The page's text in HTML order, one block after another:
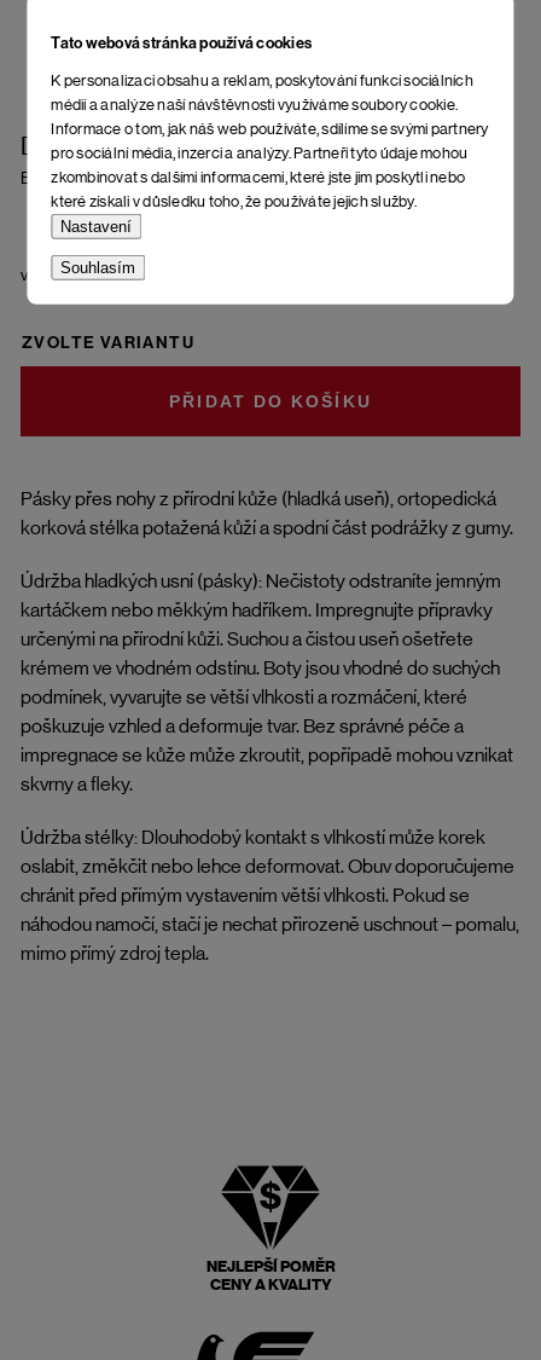
Tato webová stránka používá cookies
K personalizaci obsahu a reklam, poskytování funkcí sociálních
médií a analýze naší návštěvnosti využíváme soubory cookie.
Informace o tom, jak náš web používáte, sdílíme se svými partnery
pro sociální média, inzerci a analýzy. Partneři tyto údaje mohou
zkombinovat s dalšími informacemi, které jste jim poskytli nebo
které získali v důsledku toho, že používáte jejich služby.
Nastavení
Souhlasím
Dámské žabky Lora Ater
Black
Pásky přes nohy z přírodní kůže (hladká useň), ortopedická
korková stélka potažená kůží a spodní část podrážky z gumy.
Údržba hladkých usní (pásky): Nečistoty odstraníte jemným
kartáčkem nebo měkkým hadříkem. Impregnujte přípravky
určenými na přírodní kůži. Suchou a čistou useň ošetřete
krémem ve vhodném odstínu. Boty jsou vhodné do suchých
podmínek, vyvarujte se větší vlhkosti a rozmáčení, které
poškuzuje vzhled a deformuje tvar. Bez správné péče a
impregnace se kůže může zkroutit, popřípadě mohou vznikat
skvrny a fleky.
Údržba stélky: Dlouhodobý kontakt s vlhkostí může korek
oslabit, změkčit nebo lehce deformovat. Obuv doporučujeme
chránit před přímým vystavením větší vlhkosti. Pokud se
náhodou namočí, stačí je nechat přirozeně uschnout – pomalu,
mimo přímý zdroj tepla.
velikost
ZVOLTE VARIANTU
DO KOŠÍKU
NEJLEPŠÍ POMĚR
CENY A KVALITY